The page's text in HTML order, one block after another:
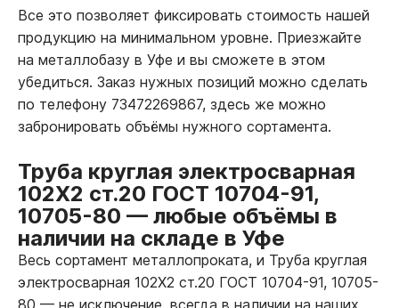
Все это позволяет фиксировать стоимость нашей
продукцию на минимальном уровне. Приезжайте
на металлобазу в Уфе и вы сможете в этом
убедиться. Заказ нужных позиций можно сделать
по телефону 73472269867, здесь же можно
забронировать объёмы нужного сортамента.
Труба круглая электросварная
102Х2 ст.20 ГОСТ 10704-91,
10705-80 — любые объёмы в
наличии на складе в Уфе
Весь сортамент металлопроката, и Труба круглая
электросварная 102Х2 ст.20 ГОСТ 10704-91, 10705-
80 — не исключение, всегда в наличии на наших